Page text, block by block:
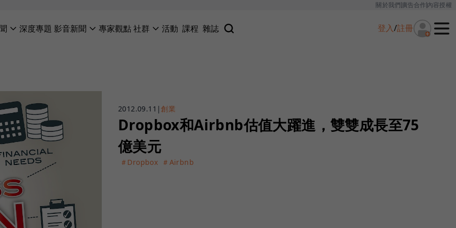
關於我們廣告合作內容授權
深度專題 影音新聞 專家觀點社群 活動 課程 雜誌 登入/註冊
2012.09.11 |創業
Dropbox和Airbnb估值大躍進，雙雙成長至75
億美元
＃Dropbox ＃Airbnb